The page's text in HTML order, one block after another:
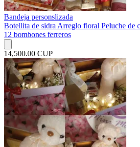
Bandeja personslizada
Botellita de sidra Arreglo floral Peluche de
12 bombones ferreros
14,500.00 CUP